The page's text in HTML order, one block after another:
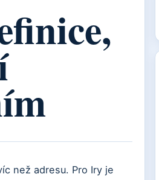
než adresu. Pro Iry je